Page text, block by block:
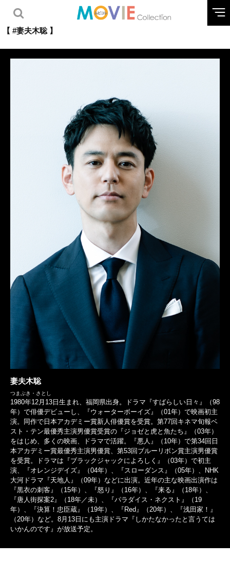
【 #妻夫木聡 】
妻夫木聡
つまぶき・さとし
1980年12月13日生まれ、福岡県出身。ドラマ『すばらしい日々』（98
年）で俳優デビューし、『ウォーターボーイズ』（01年）で映画初主
演。同作で日本アカデミー賞新人俳優賞を受賞。第77回キネマ旬報ベ
スト・テン最優秀主演男優賞受賞の『ジョゼと虎と魚たち』（03年）
をはじめ、多くの映画、ドラマで活躍。『悪人』（10年）で第34回日
本アカデミー賞最優秀主演男優賞、第53回ブルーリボン賞主演男優賞
を受賞。ドラマは『ブラックジャックによろしく』（03年）で初主
演、『オレンジデイズ』（04年）、『スローダンス』（05年）、NHK
大河ドラマ『天地人』（09年）などに出演。近年の主な映画出演作は
『黒衣の刺客』（15年）、『怒り』（16年）、『来る』（18年）、
『唐人街探案2』（18年／未）、『パラダイス・ネクスト』（19
年）、『決算！忠臣蔵』（19年）、『Red』（20年）、『浅田家！』
（20年）など。8月13日にも主演ドラマ『しかたなかったと言うては
いかんのです』が放送予定。